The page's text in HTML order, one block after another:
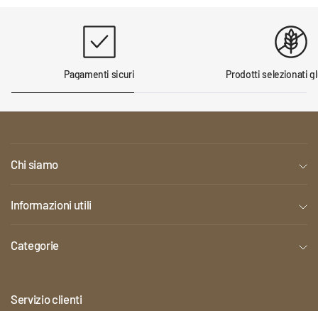
Pagamenti sicuri Prodotti selezionati
Chi siamo
Informazioni utili
Categorie
Servizio clienti